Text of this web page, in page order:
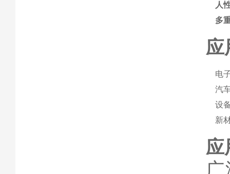
人
多
应
电
汽
设
新
应